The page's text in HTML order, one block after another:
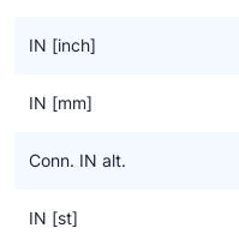
“CO2” = Alleen geschikt
(droger) beschikbaar, niet
“(HC)” = Geschikt voor alle
koudemiddelen. Echter,
IN [inch]
IN [mm]
Conn. IN alt.
IN [st]